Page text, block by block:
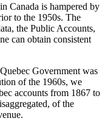
Canada is hampered by
to the 1950s. The
the Public Accounts,
can obtain consistent
Government was
of the 1960s, we
accounts from 1867 to
of the